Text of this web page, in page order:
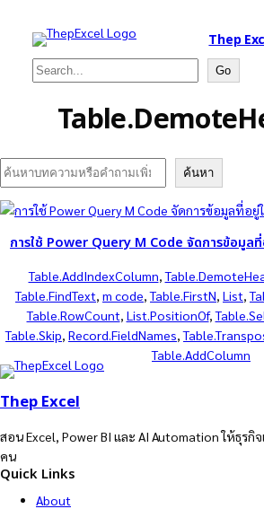
Thep
Search Go
Search ค้นหา
การใช้ Power Query M Code จัดการข้อมูล
Table.AddIndexColumn,
Table.FindText, m code, Table.FirstN, List,
Table.RowCount, List.PositionOf,
Table.Skip, Record.FieldNames,
Table.AddColumn
Thep Excel
สอน Excel, Power BI และ AI Automation ให้ธุรกิ
คน
Quick Links
About